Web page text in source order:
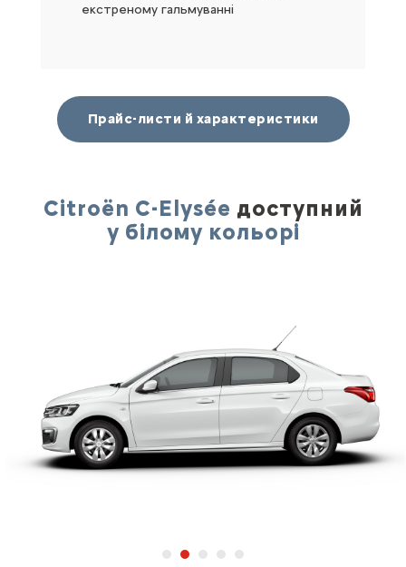
екстреному гальмуванні
Прайс-листи й характеристики
Citroën C-Elysée доступний
у білому кольорі